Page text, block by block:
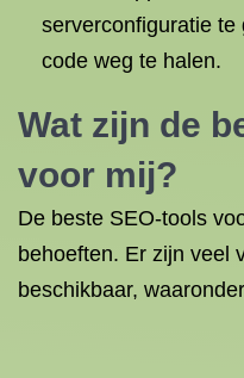
serverconfiguratie
code weg te halen.
Wat zijn de
voor mij?
De beste SEO-tools
behoeften. Er zijn veel
beschikbaar,